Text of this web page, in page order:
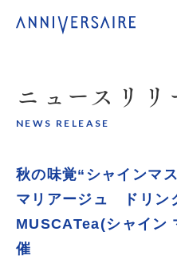
ニュース リリ
NEWS RELEASE
秋の味覚“シャインマ
マリアージュ ドリン
MUSCATea(シャイン
催